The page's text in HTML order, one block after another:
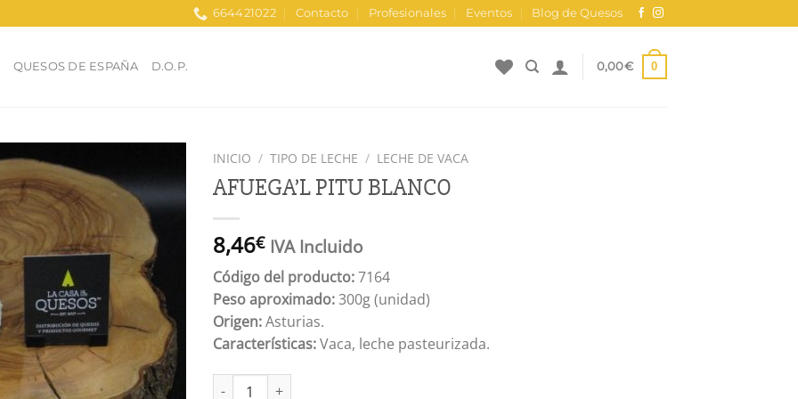
664421022 Contacto Profesionales Eventos Blog de Quesos
QUESOS DE ESPAÑA D.O.P. 0,00€ 0
Añadir
a la
lista
de
deseos
INICIO / TIPO DE LECHE / LECHE DE VACA
AFUEGA’L PITU BLANCO
8,46€ IVA Incluido
Código del producto:7164
Peso aproximado:300g (unidad)
Origen:Asturias.
Características:Vaca, leche pasteurizada.
AFUEGA'L PITU BLANCO cantidad